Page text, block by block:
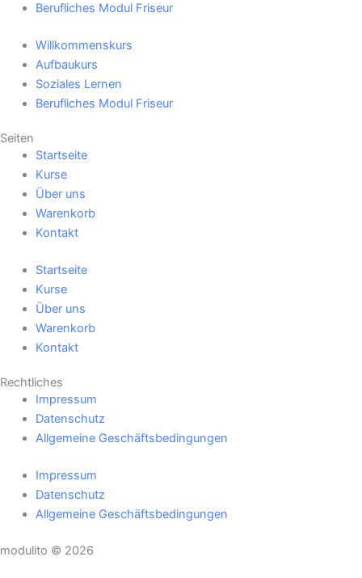
Berufliches Modul Friseur
Willkommenskurs
Aufbaukurs
Soziales Lernen
Berufliches Modul Friseur
Seiten
Startseite
Kurse
Über uns
Warenkorb
Kontakt
Startseite
Kurse
Über uns
Warenkorb
Kontakt
Rechtliches
Impressum
Datenschutz
Allgemeine Geschäftsbedingungen
Impressum
Datenschutz
Allgemeine Geschäftsbedingungen
modulito © 2026